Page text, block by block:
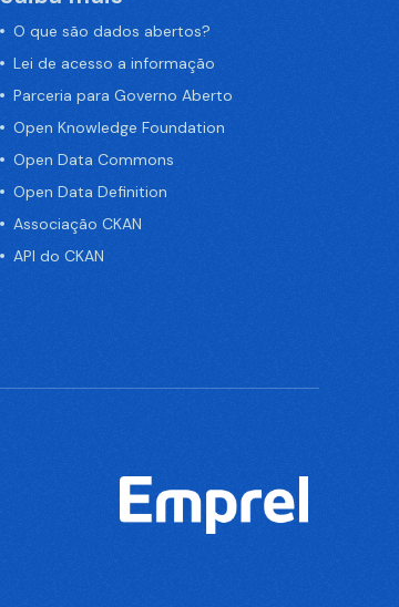
O que são dados abertos?
Lei de acesso a informação
Parceria para Governo Aberto
Open Knowledge Foundation
Open Data Commons
Open Data Definition
Associação CKAN
API do CKAN